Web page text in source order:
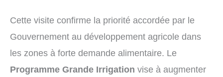
Cette visite confirme la priorité accordée par le
Gouvernement au développement agricole dans
les zones à forte demande alimentaire. Le
Programme Grande Irrigation vise à augmenter